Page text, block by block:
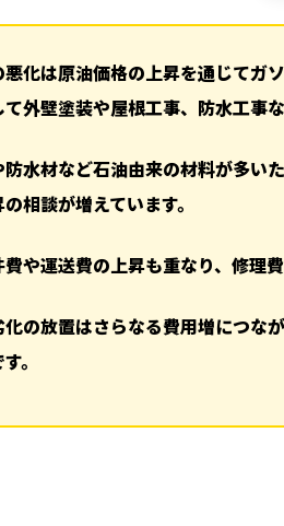
するほど負担が大きくなること
上がる前にできる対策とは
早期発見を心がける
火災保険の確認も重要
タグ
悪化は原油価格の上昇を通じてガ
外壁塗装や屋根工事、防水工事
水材など石油由来の材料が多い
相談が増えています。
や運送費の上昇も重なり、修理
化の放置はさらなる費用増につな
。